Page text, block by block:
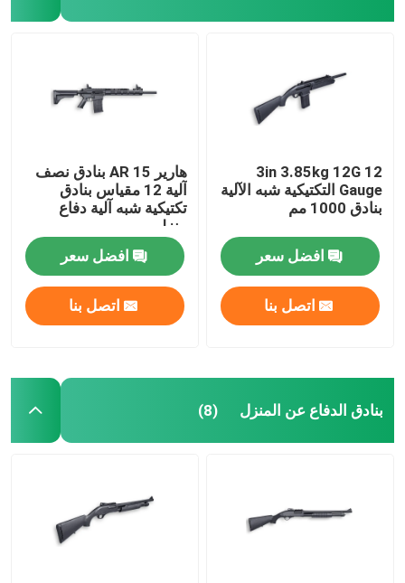
المنتجات
حولنا
3in 3.85kg 12G 12
Gauge التكتيكية شبه الآلية
بنادق 1000 مم
افضل سعر
اتصل بنا
هارير AR 15 بنادق نصف
آلية 12 مقياس بنادق
تكتيكية شبه آلية دفاع
منزلي
افضل سعر
اتصل بنا
بنادق الدفاع عن المنزل (8)